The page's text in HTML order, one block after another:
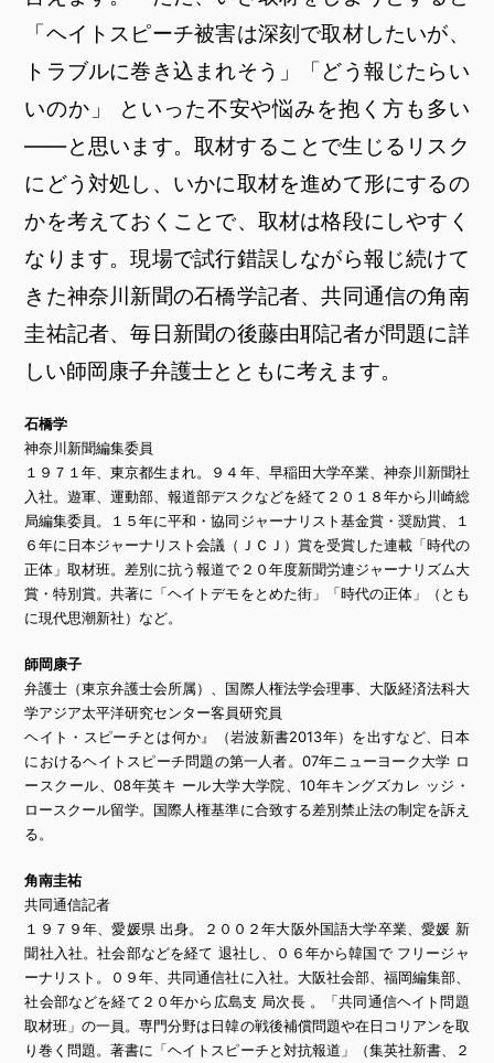
「ヘイトスピーチ被害は深刻で取材したいが、
トラブルに巻き込まれそう」「どう報じたらい
いのか」 といった不安や悩みを抱く方も多い
――と思います。取材することで生じるリスク
にどう対処し、いかに取材を進めて形にするの
かを考えておくことで、取材は格段にしやすく
なります。現場で試行錯誤しながら報じ続けて
きた神奈川新聞の石橋学記者、共同通信の角南
圭祐記者、毎日新聞の後藤由耶記者が問題に詳
しい師岡康子弁護士とともに考えます。
石橋学
神奈川新聞編集委員
１９７１年、東京都生まれ。９４年、早稲田大学卒業、神奈川新聞社
入社。遊軍、運動部、報道部デスクなどを経て２０１８年から川崎総
局編集委員。１５年に平和・協同ジャーナリスト基金賞・奨励賞、１
６年に日本ジャーナリスト会議（ＪＣＪ）賞を受賞した連載「時代の
正体」取材班。差別に抗う報道で２０年度新聞労連ジャーナリズム大
賞・特別賞。共著に「ヘイトデモをとめた街」「時代の正体」（とも
に現代思潮新社）など。
師岡康子
弁護士（東京弁護士会所属）、国際人権法学会理事、大阪経済法科大
学アジア太平洋研究センター客員研究員
ヘイト・スピーチとは何か』（岩波新書2013年）を出すなど、日本
におけるヘイトスピーチ問題の第一人者。07年ニューヨーク大学 ロ
ースクール、08年英キ ール大学大学院、10年キングズカレ ッジ・
ロースクール留学。国際人権基準に合致する差別禁止法の制定を訴え
る。
角南圭祐
共同通信記者
１９７９年、愛媛県 出身。２００２年大阪外国語大学卒業、愛媛 新
聞社入社。社会部などを経て 退社し、０６年から韓国で フリージャ
ーナリスト。０９年、共同通信社に入社。大阪社会部、福岡編集部、
社会部などを経て２０年から広島支 局次長 。「共同通信ヘイト問題
取材班」の一員。専門分野は日韓の戦後補償問題や在日コリアンを取
り巻く問題。著書に「ヘイトスピーチと対抗報道」（集英社新書、２